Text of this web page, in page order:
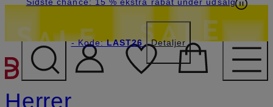
GÅ TIL
- Kode:LAST26 Detaljer
Herrer